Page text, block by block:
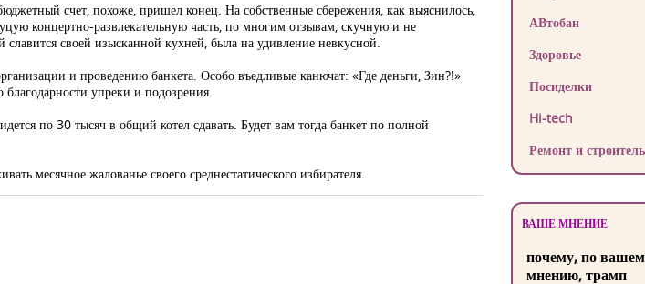
счет, похоже, пришел конец. На собственные сбережения, как выяснилось,
концертно-развлекательную часть, по многим отзывам, скучную и не
своей изысканной кухней, была на удивление невкусной.
и проведению банкета. Особо въедливые канючат: «Где деньги, Зин?!»
упреки и подозрения.
по 30 тысяч в общий котел сдавать. Будет вам тогда банкет по полной
месячное жалованье своего среднестатического избирателя.
АВтобан
Здоровье
Посиделки
Hi-tech
Ремонт и
ВАШЕ МНЕНИЕ
почему, по
мнению, трамп